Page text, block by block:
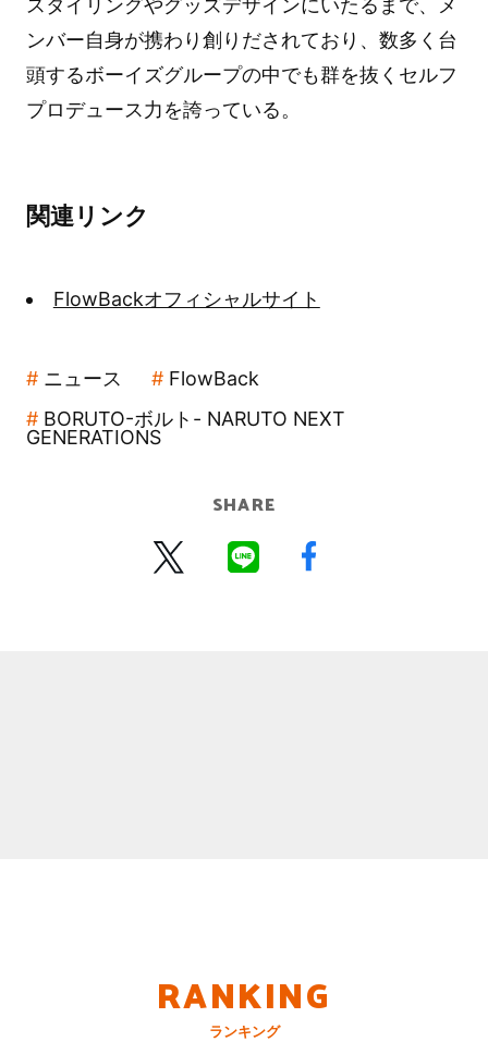
スタイリングやグッズデザインにいたるまで、メ
ンバー自身が携わり創りだされており、数多く台
頭するボーイズグループの中でも群を抜くセルフ
プロデュース力を誇っている。
関連リンク
FlowBackオフィシャルサイト
ニュース
FlowBack
BORUTO-ボルト- NARUTO NEXT
GENERATIONS
SHARE
RANKING
ランキング